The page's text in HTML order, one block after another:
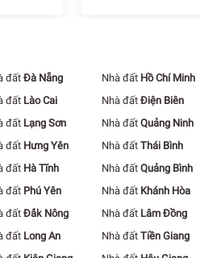
đấtĐà Nẵng Nhà đất Hồ Chí Minh
đất Lào Cai Nhà đất Điện Biên
đất Lạng Sơn Nhà đất Quảng Ninh
đất Hưng Yên Nhà đất Thái Bình
đất Hà Tĩnh Nhà đất Quảng Bình
đất Phú Yên Nhà đất Khánh Hòa
đấtĐắk Nông Nhà đất Lâm Đồng
đất Long An Nhà đất Tiền Giang